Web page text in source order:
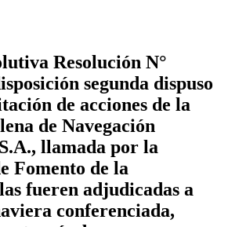
Resolución N°
segunda dispuso
de acciones de la
de Navegación
llamada por la
Fomento de la
fueren adjudicadas a
conferenciada,